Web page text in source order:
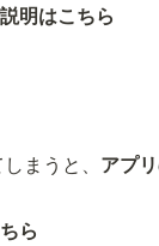
明はこちら
まうと、 アプ
ら